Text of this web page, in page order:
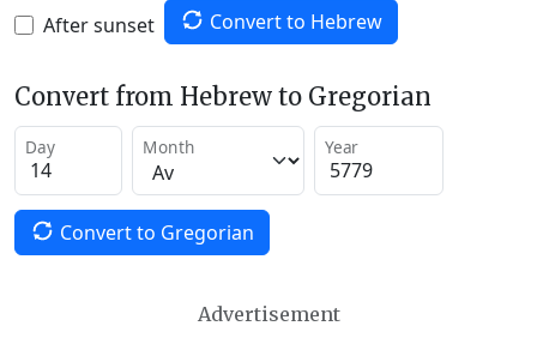
After sunset Convert to Hebrew
Convert from Hebrew to Gregorian
Day Month Year
Convert to Gregorian
Advertisement